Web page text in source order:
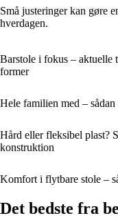
Små justeringer kan gøre
hverdagen.
Barstole i fokus – aktuelle
former
Hele familien med –
Hård eller fleksibel plast?
konstruktion
Komfort i flytbare stole –
Det bedste fra